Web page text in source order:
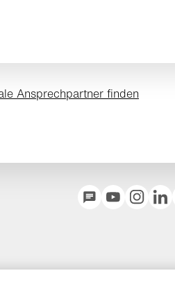
Ansprechpartner finden